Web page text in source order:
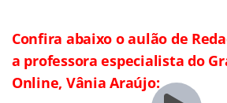
Confira abaixo o aulão de
a professora especialista do
Online, Vânia Araújo: